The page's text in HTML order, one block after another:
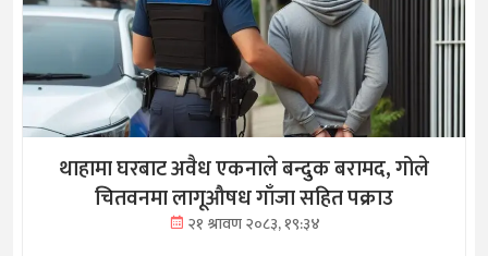
थाहामा घरबाट अवैध एकनाले बन्दुक बरामद, गोले
चितवनमा लागूऔषध गाँजा सहित पक्राउ
२१ श्रावण २०८३, १९:३४